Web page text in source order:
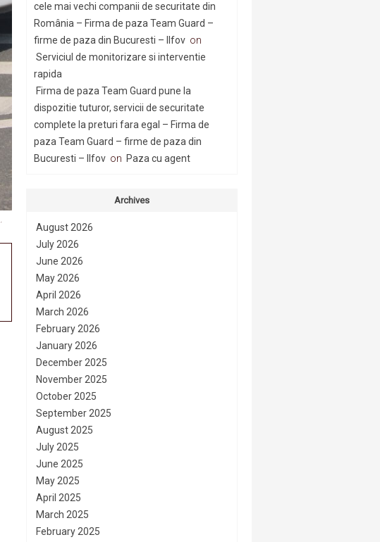
cele mai vechi companii de securitate din
România – Firma de paza Team Guard –
firme de paza din Bucuresti – Ilfov on
Serviciul de monitorizare si interventie
rapida
Firma de paza Team Guard pune la
dispozitie tuturor, servicii de securitate
complete la preturi fara egal – Firma de
paza Team Guard – firme de paza din
Bucuresti – Ilfov on Paza cu agent
Archives
August 2026
July 2026
June 2026
May 2026
April 2026
March 2026
February 2026
January 2026
December 2025
November 2025
October 2025
September 2025
August 2025
July 2025
June 2025
May 2025
April 2025
March 2025
February 2025